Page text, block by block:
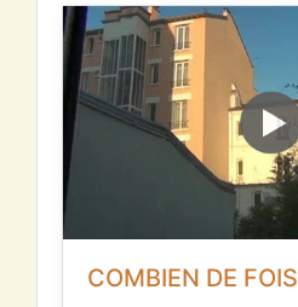
COMBIEN DE FOIS